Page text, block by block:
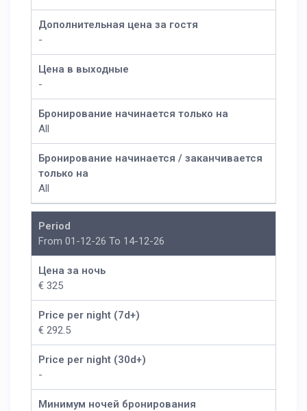
Дополнительная цена за гостя
-
Цена в выходные
-
Бронирование начинается только на
All
Бронирование начинается / заканчивается
только на
All
Period
From 01-12-26 To 14-12-26
Цена за ночь
€ 325
Price per night (7d+)
€ 292.5
Price per night (30d+)
-
Минимум ночей бронирования